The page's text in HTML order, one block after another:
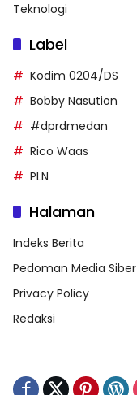
Teknologi
Label
Kodim 0204/DS
Bobby Nasution
#dprdmedan
Rico Waas
PLN
Halaman
Indeks Berita
Pedoman Media Siber
Privacy Policy
Redaksi